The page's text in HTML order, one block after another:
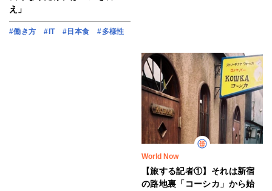
え」
#働き方 #IT #日本食 #多様性
World Now
【旅する記者①】それは新宿
の路地裏「コーシカ」から始